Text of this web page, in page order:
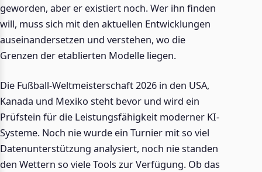
geworden, aber er existiert noch. Wer ihn finden
will, muss sich mit den aktuellen Entwicklungen
auseinandersetzen und verstehen, wo die
Grenzen der etablierten Modelle liegen.
Die Fußball-Weltmeisterschaft 2026 in den USA,
Kanada und Mexiko steht bevor und wird ein
Prüfstein für die Leistungsfähigkeit moderner KI-
Systeme. Noch nie wurde ein Turnier mit so viel
Datenunterstützung analysiert, noch nie standen
den Wettern so viele Tools zur Verfügung. Ob das